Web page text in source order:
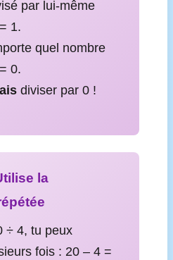
par lui-même
1.
quel nombre
0.
diviser par 0 !
la
÷ 4, tu peux
fois : 20 – 4 =